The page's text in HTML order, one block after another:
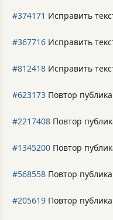
#374171 Исправить
#367716 Исправить
#812418 Исправить
#623173 Повтор
#2217408 Повтор
#1345200 Повтор
#568558 Повтор
#205619 Повтор